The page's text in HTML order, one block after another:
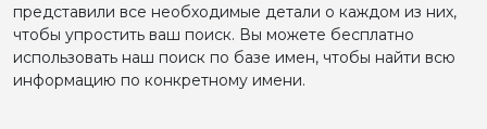
представили все необходимые детали о каждом из них,
чтобы упростить ваш поиск. Вы можете бесплатно
использовать наш поиск по базе имен, чтобы найти всю
информацию по конкретному имени.